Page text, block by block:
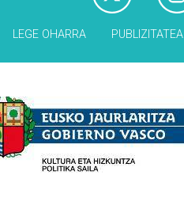
LEGE OHARRA PUBLIZITATEA